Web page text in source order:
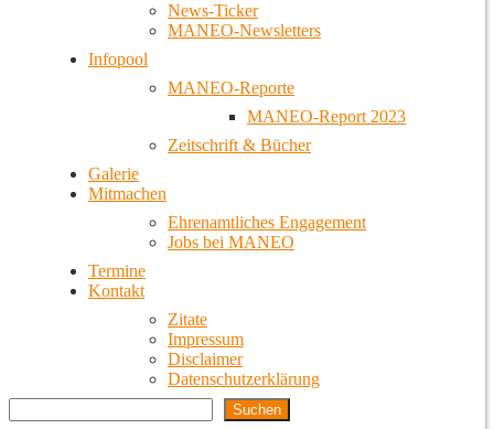
News-Ticker
MANEO-Newsletters
Infopool
MANEO-Reporte
MANEO-Report 2023
Zeitschrift & Bücher
Galerie
Mitmachen
Ehrenamtliches Engagement
Jobs bei MANEO
Termine
Kontakt
Zitate
Impressum
Disclaimer
Datenschutzerklärung
Suchen